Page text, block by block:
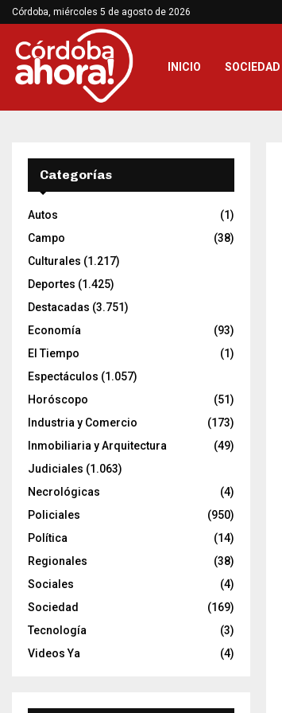
Córdoba, miércoles 5 de agosto de 2026
INICIO SOCIEDAD
Categorías
Autos
(1)
Campo
(38)
Culturales (1.217)
Deportes (1.425)
Destacadas (3.751)
Economía
(93)
El Tiempo
(1)
Espectáculos (1.057)
Horóscopo
(51)
Industria y Comercio
(173)
Inmobiliaria y Arquitectura
(49)
Judiciales (1.063)
Necrológicas
(4)
Policiales
(950)
Política
(14)
Regionales
(38)
Sociales
(4)
Sociedad
(169)
Tecnología
(3)
Videos Ya
(4)